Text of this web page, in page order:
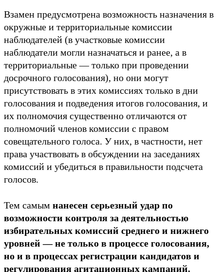
Взамен предусмотрена возможность назначения в
окружные и территориальные комиссии
наблюдателей (в участковые комиссии
наблюдатели могли назначаться и ранее, а в
территориальные — только при проведении
досрочного голосования), но они могут
присутствовать в этих комиссиях только в дни
голосования и подведения итогов голосования, и
их полномочия существенно отличаются от
полномочий членов комиссии с правом
совещательного голоса. У них, в частности, нет
права участвовать в обсуждении на заседаниях
комиссий и убедиться в правильности подсчета
голосов.
Тем самым нанесен серьезный удар по
возможности контроля за деятельностью
избирательных комиссий среднего и нижнего
уровней — не только в процессе голосования,
но и в процессах регистрации кандидатов и
регулирования агитационных кампаний.